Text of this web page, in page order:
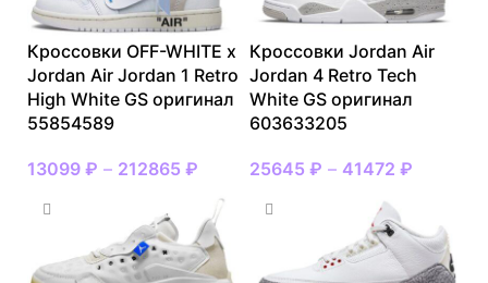
Кроссовки OFF-WHITE x
Jordan Air Jordan 1 Retro
High White GS оригинал
55854589
13099 ₽ – 212865 ₽
Кроссовки Jordan Air
Jordan 4 Retro Tech
White GS оригинал
603633205
25645 ₽ – 41472 ₽